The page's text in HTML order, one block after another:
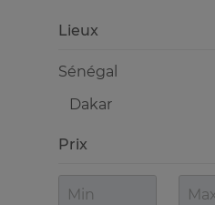
Lieux
Sénégal
Dakar
Prix